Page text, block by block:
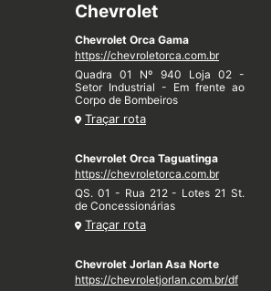
Chevrolet
Chevrolet Orca Gama
https://chevroletorca.com.br
Quadra 01 Nº 940 Loja 02 -
Setor Industrial - Em frente ao
Corpo de Bombeiros
Traçar rota
Chevrolet Orca Taguatinga
https://chevroletorca.com.br
QS. 01 - Rua 212 - Lotes 21 St.
de Concessionárias
Traçar rota
Chevrolet Jorlan Asa Norte
https://chevroletjorlan.com.br/df